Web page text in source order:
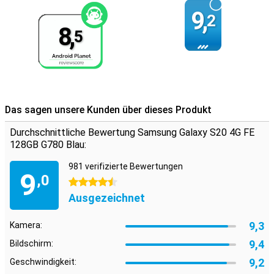
8,5
9,2
Das sagen unsere Kunden über dieses Produkt
Durchschnittliche Bewertung Samsung Galaxy S20 4G FE
128GB G780 Blau:
9,0
981 verifizierte Bewertungen
4.5 Sterne
Ausgezeichnet
Kamera: 9,3
Bildschirm: 9,4
Geschwindigkeit: 9,2